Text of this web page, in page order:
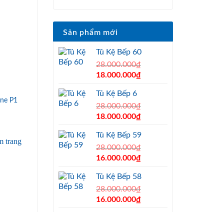
Sản phẩm mới
Tủ Kệ Bếp 60
28.000.000₫
Original
was:
28.000.000₫.
18.000.000₫Current
18.000.000₫.
Tủ Kệ Bếp 6
28.000.000₫
Original
was:
28.000.000₫.
18.000.000₫Current
is:
18.000.000₫.
Tủ Kệ Bếp 59
28.000.000₫
Original
was:
28.000.000₫.
16.000.000₫Current
is:
16.000.000₫.
Tủ Kệ Bếp 58
28.000.000₫
Original
16.000.000₫Current
P1